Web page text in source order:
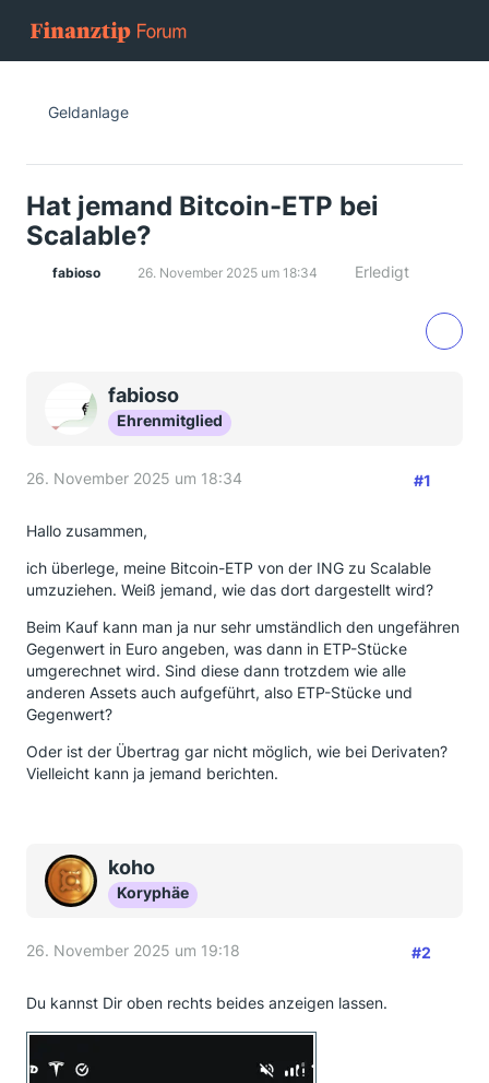
Geldanlage
Hat jemand Bitcoin-ETP bei
Scalable?
fabioso 26. November 2025 um 18:34 Erledigt
fabioso
Ehrenmitglied
26. November 2025 um 18:34 #1
Hallo zusammen,
ich überlege, meine Bitcoin-ETP von der ING zu Scalable
umzuziehen. Weiß jemand, wie das dort dargestellt wird?
Beim Kauf kann man ja nur sehr umständlich den ungefähren
Gegenwert in Euro angeben, was dann in ETP-Stücke
umgerechnet wird. Sind diese dann trotzdem wie alle
anderen Assets auch aufgeführt, also ETP-Stücke und
Gegenwert?
Oder ist der Übertrag gar nicht möglich, wie bei Derivaten?
Vielleicht kann ja jemand berichten.
koho
Koryphäe
26. November 2025 um 19:18 #2
Du kannst Dir oben rechts beides anzeigen lassen.